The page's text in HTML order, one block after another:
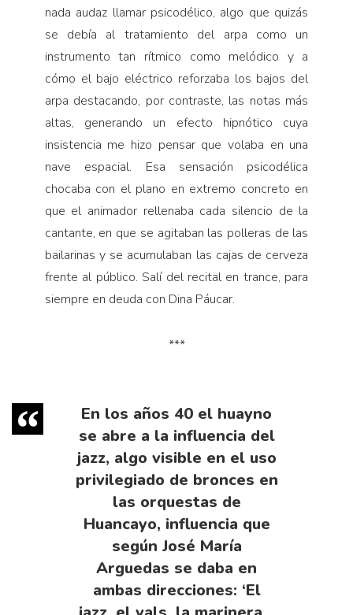
nada audaz llamar psicodélico, algo que quizás
se debía al tratamiento del arpa como un
instrumento tan rítmico como melódico y a
cómo el bajo eléctrico reforzaba los bajos del
arpa destacando, por contraste, las notas más
altas, generando un efecto hipnótico cuya
insistencia me hizo pensar que volaba en una
nave espacial. Esa sensación psicodélica
chocaba con el plano en extremo concreto en
que el animador rellenaba cada silencio de la
cantante, en que se agitaban las polleras de las
bailarinas y se acumulaban las cajas de cerveza
frente al público. Salí del recital en trance, para
siempre en deuda con Dina Páucar.
***
En los años 40 el huayno
se abre a la influencia del
jazz, algo visible en el uso
privilegiado de bronces en
las orquestas de
Huancayo, influencia que
según José María
Arguedas se daba en
ambas direcciones: ‘El